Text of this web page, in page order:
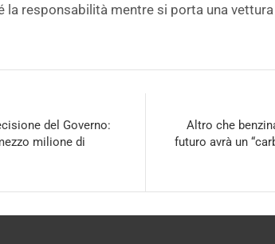
la responsabilità mentre si porta una
del Governo:
milione di
Altro che
futuro avrà un